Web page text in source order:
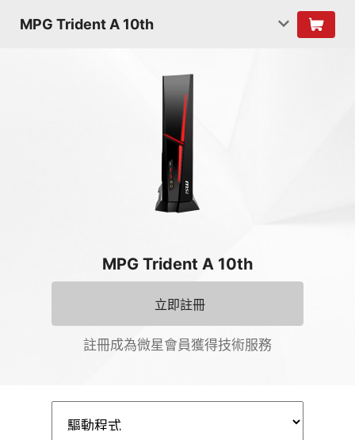
MPG Trident A 10th
MPG Trident A 10th
立即註冊
註冊成為微星會員獲得技術服務